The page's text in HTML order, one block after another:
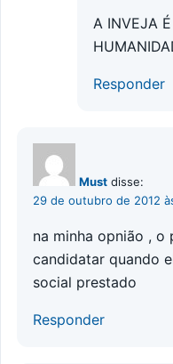
A INVEJA
Responder
Must disse:
29 de outubro de 2012
na minha opnião ,
candidatar quando
social prestado
Responder